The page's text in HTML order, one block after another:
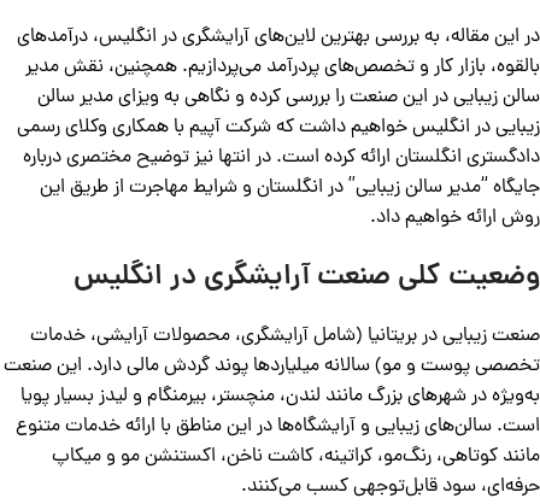
در این مقاله، به بررسی بهترین لاین‌های آرایشگری در انگلیس، درآمدهای
بالقوه، بازار کار و تخصص‌های پردرآمد می‌پردازیم. همچنین، نقش مدیر
سالن زیبایی در این صنعت را بررسی کرده و نگاهی به ویزای مدیر سالن
زیبایی در انگلیس خواهیم داشت که شرکت آپیم با همکاری وکلای رسمی
دادگستری انگلستان ارائه کرده است. در انتها نیز توضیح مختصری درباره
جایگاه “مدیر سالن زیبایی” در انگلستان و شرایط مهاجرت از طریق این
روش ارائه خواهیم داد.
وضعیت کلی صنعت آرایشگری در انگلیس
صنعت زیبایی در بریتانیا (شامل آرایشگری، محصولات آرایشی، خدمات
تخصصی پوست و مو) سالانه میلیاردها پوند گردش مالی دارد. این صنعت
به‌ویژه در شهرهای بزرگ مانند لندن، منچستر، بیرمنگام و لیدز بسیار پویا
است. سالن‌های زیبایی و آرایشگاه‌ها در این مناطق با ارائه خدمات متنوع
مانند کوتاهی، رنگ‌مو، کراتینه، کاشت ناخن، اکستنشن مو و میکاپ
حرفه‌ای، سود قابل‌توجهی کسب می‌کنند.